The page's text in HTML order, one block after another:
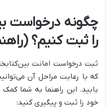
را ثبت کنیم؟
ثبت درخواست امانت
که با رعایت مراحل آن
یابید. این راهنما به شما
خود را ثبت و پیگیری کنید: